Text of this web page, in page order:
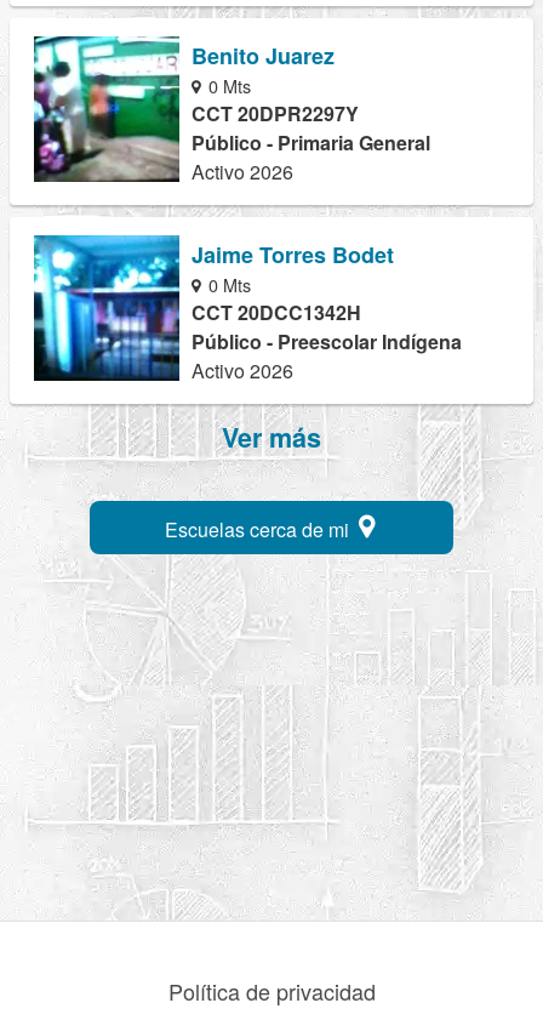
Benito Juarez
0 Mts
CCT 20DPR2297Y
Público - Primaria General
Activo 2026
Jaime Torres Bodet
0 Mts
CCT 20DCC1342H
Público - Preescolar Indígena
Activo 2026
Ver más
Escuelas cerca de mi
Política de privacidad